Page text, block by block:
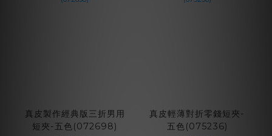
真皮製作經典版三折男用
短夾-五色(072698)
真皮輕薄對折零錢短夾-
五色(075236)